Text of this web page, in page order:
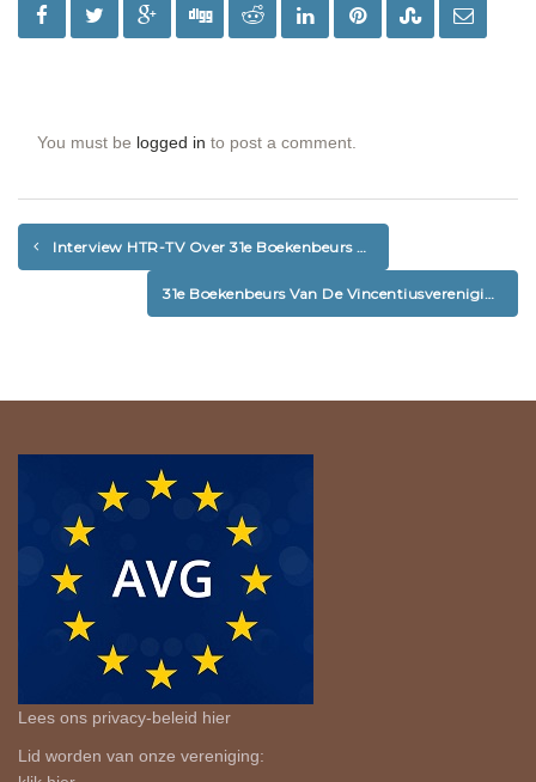
You must be logged in to post a comment.
Interview HTR-TV Over 31e Boekenbeurs En Vincentiusvereniging
31e Boekenbeurs Van De Vincentiusvereniging Breekt Records
Lees ons privacy-beleid hier
Lid worden van onze vereniging: